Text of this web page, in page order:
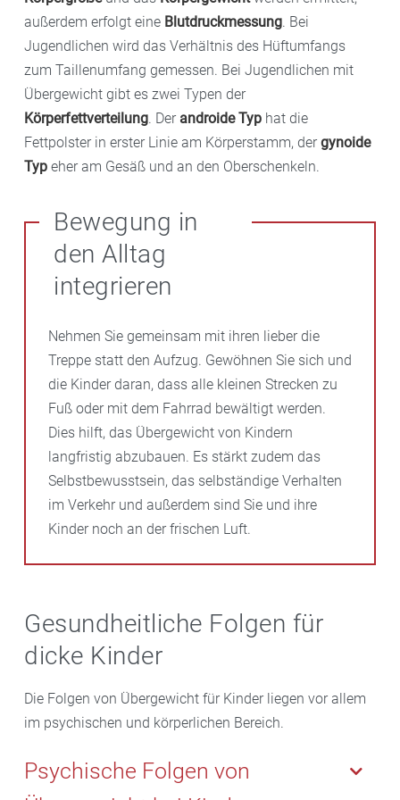
außerdem erfolgt eine Blutdruckmessung. Bei
Jugendlichen wird das Verhältnis des Hüftumfangs
zum Taillenumfang gemessen. Bei Jugendlichen mit
Übergewicht gibt es zwei Typen der
Körperfettverteilung. Der androide Typ hat die
Fettpolster in erster Linie am Körperstamm, der gynoide
Typ eher am Gesäß und an den Oberschenkeln.
Bewegung in
den Alltag
integrieren
Nehmen Sie gemeinsam mit ihren lieber die
Treppe statt den Aufzug. Gewöhnen Sie sich und
die Kinder daran, dass alle kleinen Strecken zu
Fuß oder mit dem Fahrrad bewältigt werden.
Dies hilft, das Übergewicht von Kindern
langfristig abzubauen. Es stärkt zudem das
Selbstbewusstsein, das selbständige Verhalten
im Verkehr und außerdem sind Sie und ihre
Kinder noch an der frischen Luft.
Gesundheitliche Folgen für
dicke Kinder
Die Folgen von Übergewicht für Kinder liegen vor allem
im psychischen und körperlichen Bereich.
Psychische Folgen von